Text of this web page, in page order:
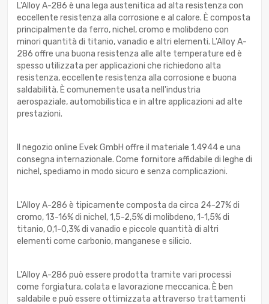
L'Alloy A-286 è una lega austenitica ad alta resistenza con
eccellente resistenza alla corrosione e al calore. È composta
principalmente da ferro, nichel, cromo e molibdeno con
minori quantità di titanio, vanadio e altri elementi. L'Alloy A-
286 offre una buona resistenza alle alte temperature ed è
spesso utilizzata per applicazioni che richiedono alta
resistenza, eccellente resistenza alla corrosione e buona
saldabilità. È comunemente usata nell'industria
aerospaziale, automobilistica e in altre applicazioni ad alte
prestazioni.
Il negozio online Evek GmbH offre il materiale 1.4944 e una
consegna internazionale. Come fornitore affidabile di leghe di
nichel, spediamo in modo sicuro e senza complicazioni.
L'Alloy A-286 è tipicamente composta da circa 24-27% di
cromo, 13-16% di nichel, 1,5-2,5% di molibdeno, 1-1,5% di
titanio, 0,1-0,3% di vanadio e piccole quantità di altri
elementi come carbonio, manganese e silicio.
L'Alloy A-286 può essere prodotta tramite vari processi
come forgiatura, colata e lavorazione meccanica. È ben
saldabile e può essere ottimizzata attraverso trattamenti